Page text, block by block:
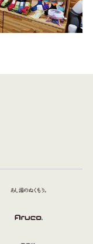
デキる男の靴
定
長賞受賞
」第1号にエコ